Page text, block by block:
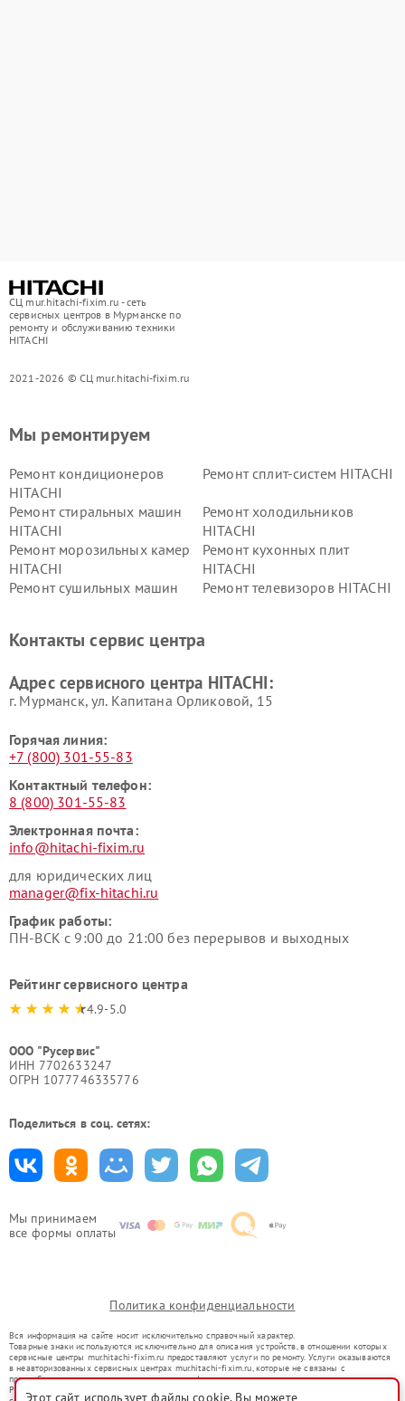
СЦ mur.hitachi-fixim.ru - сеть
сервисных центров в Мурманске по
ремонту и обслуживанию техники
HITACHI
2021-2026 © СЦ mur.hitachi-fixim.ru
Мы принимаем
все формы оплаты
Мы ремонтируем
Ремонт кондиционеров
HITACHI
Ремонт сплит-систем HITACHI
Ремонт стиральных машин
HITACHI
Ремонт холодильников
HITACHI
Ремонт морозильных камер
HITACHI
Ремонт кухонных плит
HITACHI
Ремонт сушильных машин
Ремонт телевизоров HITACHI
данных HITACHI
HITACHI
HITACHI
HITACHI
Контакты сервис центра
Адрес сервисного центра HITACHI:
г. Мурманск, ул. Капитана Орликовой, 15
Горячая линия:
+7 (800) 301-55-83
Контактный телефон:
8 (800) 301-55-83
Электронная почта:
info@hitachi-fixim.ru
для юридических лиц
manager@fix-hitachi.ru
График работы:
ПН-ВСК с 9:00 до 21:00 без перерывов и выходных
Рейтинг сервисного центра
4.9-5.0
ООО "Русервис"
ИНН 7702633247
ОГРН 1077746335776
Поделиться в соц. сетях:
Политика конфиденциальности
Вся информация на сайте носит исключительно справочный характер.
Товарные знаки используются исключительно для описания устройств, в отношении которых
сервисные центры mur.hitachi-fixim.ru предоставляют услуги по ремонту. Услуги оказываются
в неавторизованных сервисных центрах mur.hitachi-fixim.ru, которые не связаны с
правообладателями товарных знаков или их официальными представителями.
Ремонт осуществляется для устройств, уже введенных в гражданский оборот в соответствии
Этот сайт использует файлы cookie. Вы можете